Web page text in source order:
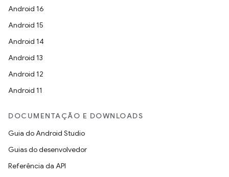
Android 16
Android 15
Android 14
Android 13
Android 12
Android 11
DOCUMENTAÇÃO E DOWNLOADS
Guia do Android Studio
Guias do desenvolvedor
Referência da API